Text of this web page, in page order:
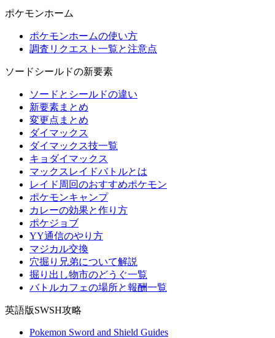
ポケモンホーム
ポケモンホームの使い方
調査リクエスト一覧と注意点
ソードシールドの新要素
ソードとシールドの違い
新要素まとめ
変更点まとめ
ダイマックス
ダイマックス技一覧
キョダイマックス
マックスレイドバトルとは
レイド周回のおすすめポケモン
ポケモンキャンプ
カレーの効果と作り方
ポケジョブ
YY通信のやり方
マジカル交換
穴掘り兄弟について解説
掘り出し物市のどうぐ一覧
バトルカフェの場所と報酬一覧
英語版SWSH攻略
Pokemon Sword and Shield Guides